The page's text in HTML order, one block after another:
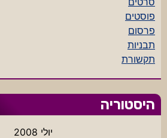
פוסטים
פרסום
תבניות
תקשורת
היסטוריה
יולי 2008